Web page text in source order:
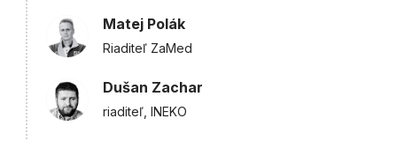
Matej Polák
Riaditeľ ZaMed
Dušan Zachar
riaditeľ, INEKO